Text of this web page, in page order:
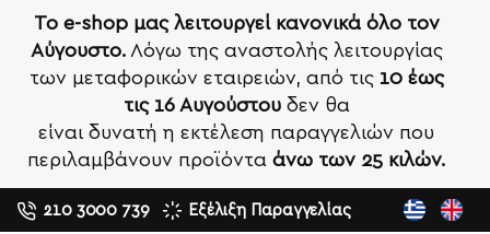
Το e-shop μας λειτουργεί κανονικά όλο τον
Αύγουστο.Λόγω της αναστολής λειτουργίας
των μεταφορικών εταιρειών, από τις 10 έως
τις 16 Αυγούστουδεν θα
είναι δυνατή η εκτέλεση παραγγελιών που
περιλαμβάνουν προϊόντα άνω των 25 κιλών.
210 3000 739 Εξέλιξη Παραγγελίας